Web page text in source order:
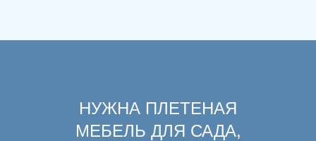
НУЖНА ПЛЕТЕНАЯ
МЕБЕЛЬ ДЛЯ САДА,